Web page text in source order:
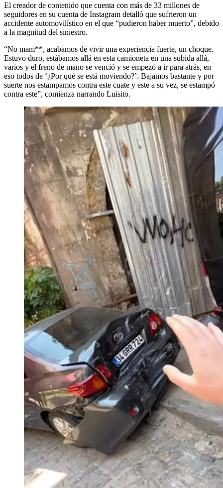
El creador de contenido que cuenta con más de 33 millones de
seguidores en su cuenta de Instagram detalló que sufrieron un
accidente automovilístico en el que “pudieron haber muerto”, debido
a la magnitud del siniestro.
“No mam**, acabamos de vivir una experiencia fuerte, un choque.
Estuvo duro, estábamos allá en esta camioneta en una subida allá,
varios y el freno de mano se venció y se empezó a ir para atrás, en
eso todos de ‘¿Por qué se está moviendo?’. Bajamos bastante y por
suerte nos estampamos contra este cuate y este a su vez, se estampó
contra este”, comienza narrando Luisito.